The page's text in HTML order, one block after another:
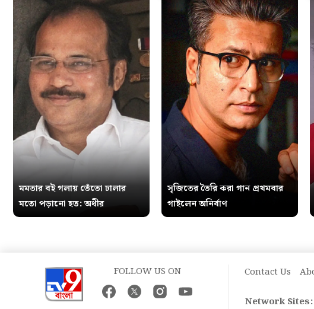
মমতার বই গলায় তেঁতো ঢালার
মতো পড়ানো হত: অধীর
সৃজিতের তৈরি করা গান প্রথমবার
গাইলেন অনির্বাণ
FOLLOW US ON Contact Us
Network Sites: